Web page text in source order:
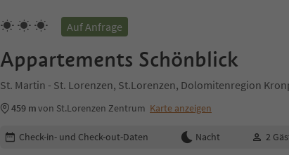
Auf Anfrage
Appartements Schönblick
St. Martin - St. Lorenzen, St.Lorenzen, Dolomitenregion
459 mvon St.Lorenzen Zentrum Karte anzeigen
Buchungsdetails bearbeiten
Check-in- und Check-out-Daten Nacht 2